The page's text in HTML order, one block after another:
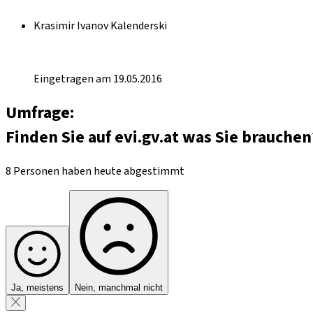
Krasimir Ivanov Kalenderski
Eingetragen am 19.05.2016
Umfrage:
Finden Sie auf evi.gv.at was Sie
8 Personen haben heute abgestimmt
Ja, meistens Nein, manchmal nicht